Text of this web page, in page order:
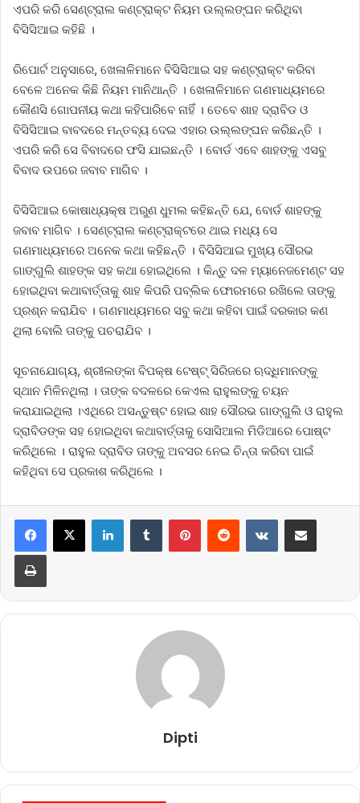
ଏପରି କରି ସେଣ୍ଟ୍ରାଲ କଣ୍ଟ୍ରାକ୍ଟ ନିୟମ ଉଲ୍ଲଙ୍ଘନ କରିଥିବା
ବିସିସିଆଇ କହିଛି ।
ରିପୋର୍ଟ ଅନୁସାରେ, ଖେଳାଳିମାନେ ବିସିସିଆଇ ସହ କଣ୍ଟ୍ରାକ୍ଟ କରିବା
ବେଳେ ଅନେକ କିଛି ନିୟମ ମାନିଥାନ୍ତି । ଖେଳାଳିମାନେ ଗଣମାଧ୍ୟମରେ
କୌଣସି ଗୋପନୀୟ କଥା କହିପାରିବେ ନାହିଁ । ତେବେ ଶାହ ଦ୍ରାବିଡ ଓ
ବିସିସିଆଇ ବାବଦରେ ମନ୍ତବ୍ୟ ଦେଇ ଏହାର ଉଲ୍ଲଙ୍ଘନ କରିଛନ୍ତି ।
ଏପରି କରି ସେ ବିବାଦରେ ଫସି ଯାଇଛନ୍ତି । ବୋର୍ଡ ଏବେ ଶାହଙ୍କୁ ଏସବୁ
ବିବାଦ ଉପରେ ଜବାବ ମାଗିବ ।
ବିସିସିଆଇ କୋଷାଧ୍ୟକ୍ଷ ଅରୁଣ ଧୁମଲ କହିଛନ୍ତି ଯେ, ବୋର୍ଡ ଶାହଙ୍କୁ
ଜବାବ ମାଗିବ । ସେଣ୍ଟ୍ରାଲ କଣ୍ଟ୍ରାକ୍ଟରେ ଥାଇ ମଧ୍ୟ ସେ
ଗଣମାଧ୍ୟମରେ ଅନେକ କଥା କହିଛନ୍ତି । ବିସିସିଆଇ ମୁଖ୍ୟ ସୌରଭ
ଗାଙ୍ଗୁଲି ଶାହଙ୍କ ସହ କଥା ହୋଇଥିଲେ । କିନ୍ତୁ ଦଳ ମ୍ୟାନେଜମେଣ୍ଟ ସହ
ହୋଇଥିବା କଥାବାର୍ତ୍ତାକୁ ଶାହ କିପରି ପବ୍ଲିକ ଫୋରମରେ ରଖିଲେ ତାଙ୍କୁ
ପ୍ରଶ୍ନ କରାଯିବ । ଗଣମାଧ୍ୟମରେ ସବୁ କଥା କହିବା ପାଇଁ ଦରକାର କଣ
ଥିଲା ବୋଲି ତାଙ୍କୁ ପଚରାଯିବ ।
ସୂଚନାଯୋଗ୍ୟ, ଶ୍ରୀଲଙ୍କା ବିପକ୍ଷ ଟେଷ୍ଟ୍ ସିରିଜରେ ଋଦ୍ଧିମାନଙ୍କୁ
ସ୍ଥାନ ମିଳିନଥିଲା । ତାଙ୍କ ବଦଳରେ କେଏଲ ରାହୁଲଙ୍କୁ ଚୟନ
କରାଯାଇଥିଲା ।ଏଥିରେ ଅସନ୍ତୁଷ୍ଟ ହୋଇ ଶାହ ସୌରଭ ଗାଙ୍ଗୁଲି ଓ ରାହୁଲ
ଦ୍ରାବିଡଙ୍କ ସହ ହୋଇଥିବା କଥାବାର୍ତ୍ତାକୁ ସୋସିଆଲ ମିଡିଆରେ ପୋଷ୍ଟ
କରିଥିଲେ । ରାହୁଲ ଦ୍ରାବିଡ ତାଙ୍କୁ ଅବସର ନେଇ ଚିନ୍ତା କରିବା ପାଇଁ
କହିଥିବା ସେ ପ୍ରକାଶ କରିଥିଲେ ।
Dipti